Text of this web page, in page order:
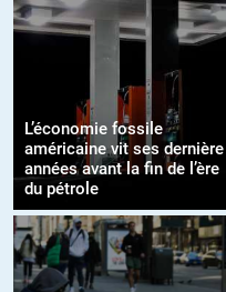
L’économie fossile
américaine vit ses dernière
années avant la fin de l’ère
du pétrole